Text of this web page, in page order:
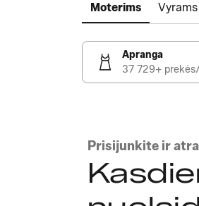
Moterims Vyrams
Apranga
37 729+
Prisijunkite ir